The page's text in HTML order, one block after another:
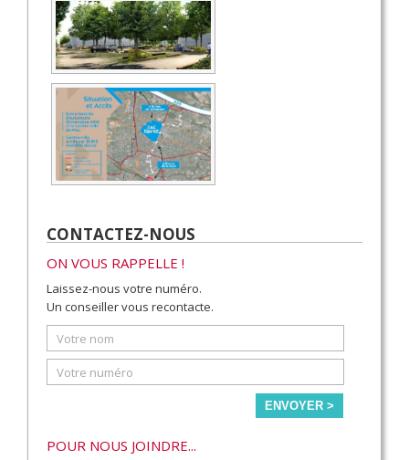
CONTACTEZ-NOUS
ON VOUS RAPPELLE !
Laissez-nous votre numéro.
Un conseiller vous recontacte.
ENVOYER >
POUR NOUS JOINDRE...